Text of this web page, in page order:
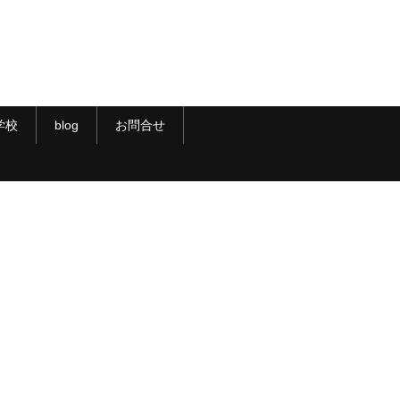
校 blog お問合せ